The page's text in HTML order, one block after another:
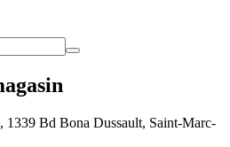
1339 Bd Bona Dussault, Saint-Marc-